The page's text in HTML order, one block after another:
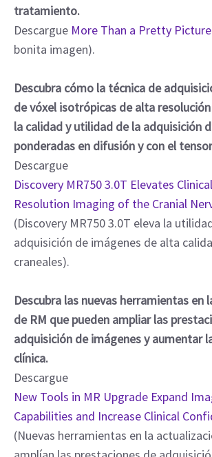
tratamiento.
Descargue More Than a Pretty Picture
bonita imagen).
Descubra cómo la técnica de
de vóxel isotrópicas de alta
la calidad y utilidad de la adquisición
ponderadas en difusión y con el
Descargue
Discovery MR750 3.0T Elevates
Resolution Imaging of the Cranial
(Discovery MR750 3.0T eleva la
adquisición de imágenes de alta
craneales).
Descubra las nuevas herramientas en
de RM que pueden ampliar las
adquisición de imágenes y aumentar
clínica.
Descargue
New Tools in MR Upgrade Expand
Capabilities and Increase Clinical
(Nuevas herramientas en la